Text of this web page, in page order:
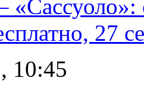
27
10:45